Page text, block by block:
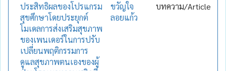
ประสิทธิผลของโปรแกรม
สุขศึกษาโดยประยุกต์
โมเดลการส่งเสริมสุขภาพ
ของเพนเดอร์ในการปรับ
เปลี่ยนพฤติกรรมการ
ดูแลสุขภาพตนเองของผู้
ขวัญใจ
ลอยแก้ว
บทความ/Article